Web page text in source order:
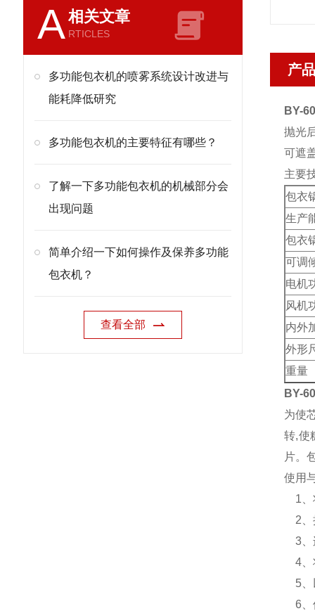
A相关文章
RTICLES
多功能包衣机的喷雾系统设计改进与
能耗降低研究
多功能包衣机的主要特征有哪些？
了解一下多功能包衣机的机械部分会
出现问题
简单介绍一下如何操作及保养多功能
包衣机？
查看全部
产
BY-
抛光
可遮
主要
包衣
生产
包衣
可调
电机
风机
内外
外形
重量
BY-
为使
转,使
片。
使用
1、
2、
3、
4、
5、
6、